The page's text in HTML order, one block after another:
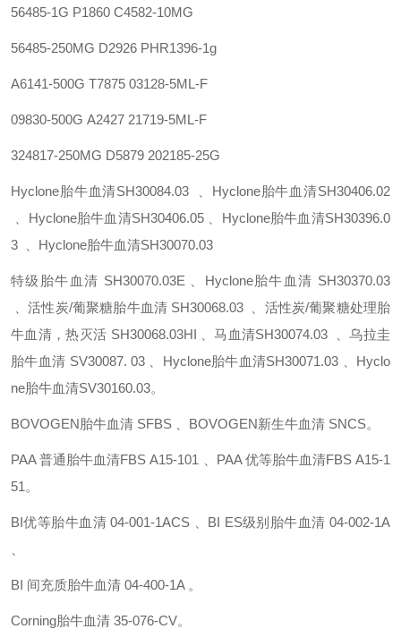
56485-1G P1860 C4582-10MG
56485-250MG D2926 PHR1396-1g
A6141-500G T7875 03128-5ML-F
09830-500G A2427 21719-5ML-F
324817-250MG D5879 202185-25G
Hyclone胎牛血清SH30084.03 、Hyclone胎牛血清SH30406.02
、Hyclone胎牛血清SH30406.05 、Hyclone胎牛血清SH30396.0
3 、Hyclone胎牛血清SH30070.03
特级胎牛血清 SH30070.03E 、Hyclone胎牛血清 SH30370.03
、活性炭/葡聚糖胎牛血清 SH30068.03 、活性炭/葡聚糖处理胎
牛血清，热灭活 SH30068.03HI 、马血清SH30074.03 、乌拉圭
胎牛血清 SV30087. 03 、Hyclone胎牛血清SH30071.03 、Hyclo
ne胎牛血清SV30160.03。
BOVOGEN胎牛血清 SFBS 、BOVOGEN新生牛血清 SNCS。
PAA 普通胎牛血清FBS A15-101 、PAA 优等胎牛血清FBS A15-1
51。
BI优等胎牛血清 04-001-1ACS 、BI ES级别胎牛血清 04-002-1A
BI 间充质胎牛血清 04-400-1A 。
Corning胎牛血清 35-076-CV。